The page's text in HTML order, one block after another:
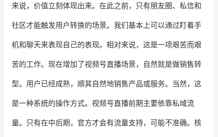
来说，价值立刻体现出来。在此之前，只有朋友圈、私信和
社区才能触发用户转换的场景。我们基本上可以通过盯着手
机和聊天来表现自己的表现。相对来说，这是一项艰苦而艰
苦的工作。现在增加了视频号直播场景，自然就是做销售转
型。用户已经成熟，顺其自然地销售产品或服务。当然，这
是一种系统的操作方式。视频号直播前期主要依靠私域流
量。只有在中后期，官方才会有流量支持，可能不准确。核